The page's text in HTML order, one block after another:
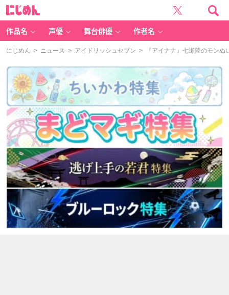
作品名 声優 舞台俳優 作者名
にじめん > ニュース > アイドリッシュセブン > 『アイナナ』七瀬陸のモンぬ